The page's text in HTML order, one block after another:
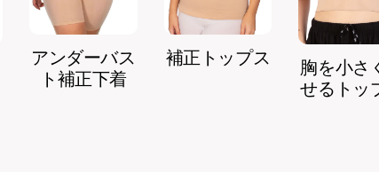
アンダーバス
ト補正下着
補正トップス
胸を小さ
せるトッ